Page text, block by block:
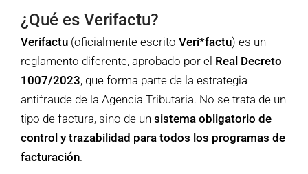
¿Qué es Verifactu?
Verifactu (oficialmente escrito Veri*factu) es un
reglamento diferente, aprobado por el Real Decreto
1007/2023, que forma parte de la estrategia
antifraude de la Agencia Tributaria. No se trata de un
tipo de factura, sino de un sistema obligatorio de
control y trazabilidad para todos los programas de
facturación.